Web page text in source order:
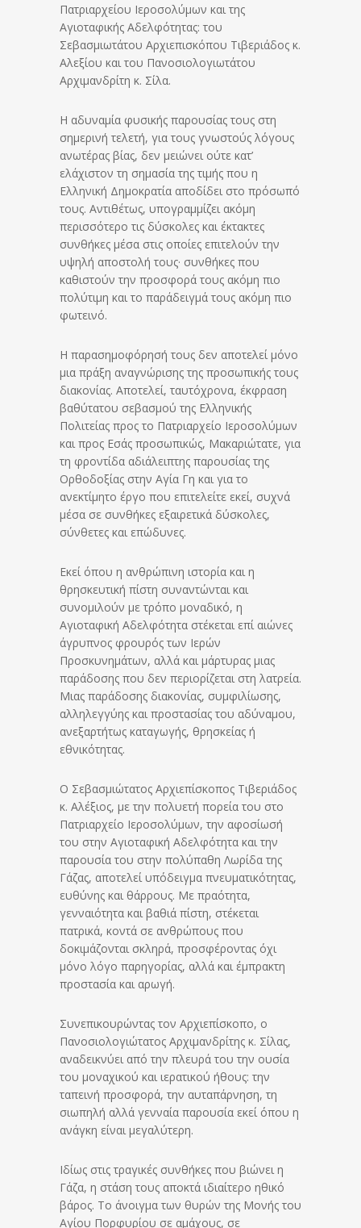
Πατριαρχείου Ιεροσολύμων και της
Αγιοταφικής Αδελφότητας: του
Σεβασμιωτάτου Αρχιεπισκόπου Τιβεριάδος κ.
Αλεξίου και του Πανοσιολογιωτάτου
Αρχιμανδρίτη κ. Σίλα.
Η αδυναμία φυσικής παρουσίας τους στη
σημερινή τελετή, για τους γνωστούς λόγους
ανωτέρας βίας, δεν μειώνει ούτε κατ’
ελάχιστον τη σημασία της τιμής που η
Ελληνική Δημοκρατία αποδίδει στο πρόσωπό
τους. Αντιθέτως, υπογραμμίζει ακόμη
περισσότερο τις δύσκολες και έκτακτες
συνθήκες μέσα στις οποίες επιτελούν την
υψηλή αποστολή τους· συνθήκες που
καθιστούν την προσφορά τους ακόμη πιο
πολύτιμη και το παράδειγμά τους ακόμη πιο
φωτεινό.
Η παρασημοφόρησή τους δεν αποτελεί μόνο
μια πράξη αναγνώρισης της προσωπικής τους
διακονίας. Αποτελεί, ταυτόχρονα, έκφραση
βαθύτατου σεβασμού της Ελληνικής
Πολιτείας προς το Πατριαρχείο Ιεροσολύμων
και προς Εσάς προσωπικώς, Μακαριώτατε, για
τη φροντίδα αδιάλειπτης παρουσίας της
Ορθοδοξίας στην Αγία Γη και για το
ανεκτίμητο έργο που επιτελείτε εκεί, συχνά
μέσα σε συνθήκες εξαιρετικά δύσκολες,
σύνθετες και επώδυνες.
Εκεί όπου η ανθρώπινη ιστορία και η
θρησκευτική πίστη συναντώνται και
συνομιλούν με τρόπο μοναδικό, η
Αγιοταφική Αδελφότητα στέκεται επί αιώνες
άγρυπνος φρουρός των Ιερών
Προσκυνημάτων, αλλά και μάρτυρας μιας
παράδοσης που δεν περιορίζεται στη λατρεία.
Μιας παράδοσης διακονίας, συμφιλίωσης,
αλληλεγγύης και προστασίας του αδύναμου,
ανεξαρτήτως καταγωγής, θρησκείας ή
εθνικότητας.
Ο Σεβασμιώτατος Αρχιεπίσκοπος Τιβεριάδος
κ. Αλέξιος, με την πολυετή πορεία του στο
Πατριαρχείο Ιεροσολύμων, την αφοσίωσή
του στην Αγιοταφική Αδελφότητα και την
παρουσία του στην πολύπαθη Λωρίδα της
Γάζας, αποτελεί υπόδειγμα πνευματικότητας,
ευθύνης και θάρρους. Με πραότητα,
γενναιότητα και βαθιά πίστη, στέκεται
πατρικά, κοντά σε ανθρώπους που
δοκιμάζονται σκληρά, προσφέροντας όχι
μόνο λόγο παρηγορίας, αλλά και έμπρακτη
προστασία και αρωγή.
Συνεπικουρώντας τον Αρχιεπίσκοπο, ο
Πανοσιολογιώτατος Αρχιμανδρίτης κ. Σίλας,
αναδεικνύει από την πλευρά του την ουσία
του μοναχικού και ιερατικού ήθους: την
ταπεινή προσφορά, την αυταπάρνηση, τη
σιωπηλή αλλά γενναία παρουσία εκεί όπου η
ανάγκη είναι μεγαλύτερη.
Ιδίως στις τραγικές συνθήκες που βιώνει η
Γάζα, η στάση τους αποκτά ιδιαίτερο ηθικό
βάρος. Το άνοιγμα των θυρών της Μονής του
Αγίου Πορφυρίου σε αμάχους, σε